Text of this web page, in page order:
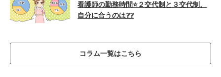
看護師の勤務時間⭐２交代制と３交代制、
自分に合うのは❔❔
コラム一覧はこちら